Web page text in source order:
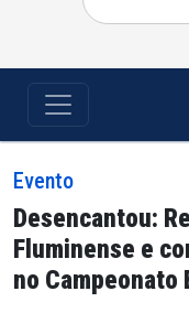
por:
Evento
Desencantou:
Fluminense e
no Campeonato